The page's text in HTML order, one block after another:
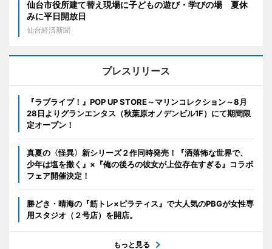
仙台市役所建て替え現場に子どもの遊び・学びの場 夏休
みに平日開放日
仙台経済新聞
プレスリリース
『ラブライブ！』POP UP STORE～マリンコレクション～8月
28日よりグランエンタス（秋葉原オノデンビル1F）にて期間限
定オープン！
真夏の〈怪異〉新シリーズ２作同時発売！『洒落怖な世界で、
少年は塩を撒く』×『俺の後ろの彼女が上位存在すぎる』コラボ
フェア開催決定！
勝どき・晴海の『筋トレ×ピラティス』で大人気のPBGが女性専
用スタジオ（２号店）を開店。
もっと見る